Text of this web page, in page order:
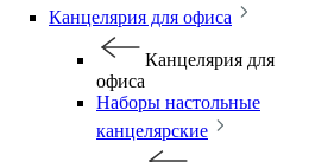
Канцелярия для офиса
Канцелярия для
офиса
Наборы настольные
канцелярские